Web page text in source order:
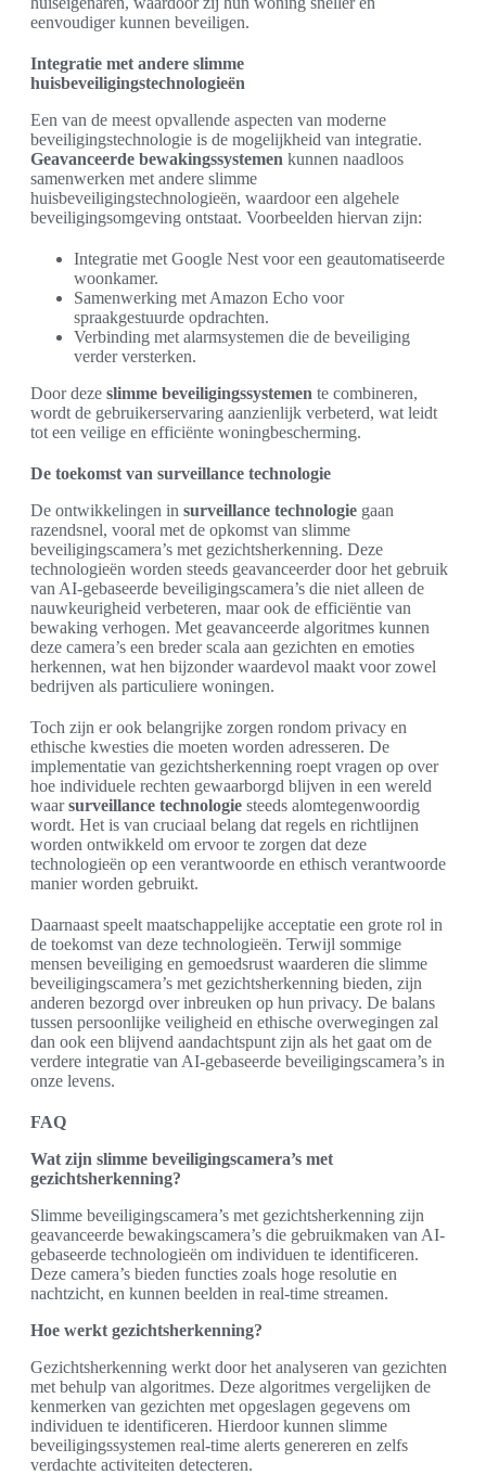
eenvoudiger kunnen beveiligen.
Integratie met andere slimme
huisbeveiligingstechnologieën
Een van de meest opvallende aspecten van moderne
beveiligingstechnologie is de mogelijkheid van integratie.
Geavanceerde bewakingssystemen kunnen naadloos
samenwerken met andere slimme
huisbeveiligingstechnologieën, waardoor een algehele
beveiligingsomgeving ontstaat. Voorbeelden hiervan zijn:
Integratie met Google Nest voor een geautomatiseerde
woonkamer.
Samenwerking met Amazon Echo voor
spraakgestuurde opdrachten.
Verbinding met alarmsystemen die de beveiliging
verder versterken.
Door deze slimme beveiligingssystemen te combineren,
wordt de gebruikerservaring aanzienlijk verbeterd, wat leidt
tot een veilige en efficiënte woningbescherming.
De toekomst van surveillance technologie
De ontwikkelingen in surveillance technologie gaan
razendsnel, vooral met de opkomst van slimme
beveiligingscamera’s met gezichtsherkenning. Deze
technologieën worden steeds geavanceerder door het gebruik
van AI-gebaseerde beveiligingscamera’s die niet alleen de
nauwkeurigheid verbeteren, maar ook de efficiëntie van
bewaking verhogen. Met geavanceerde algoritmes kunnen
deze camera’s een breder scala aan gezichten en emoties
herkennen, wat hen bijzonder waardevol maakt voor zowel
bedrijven als particuliere woningen.
Toch zijn er ook belangrijke zorgen rondom privacy en
ethische kwesties die moeten worden adresseren. De
implementatie van gezichtsherkenning roept vragen op over
hoe individuele rechten gewaarborgd blijven in een wereld
waarsurveillance technologie steeds alomtegenwoordig
wordt. Het is van cruciaal belang dat regels en richtlijnen
worden ontwikkeld om ervoor te zorgen dat deze
technologieën op een verantwoorde en ethisch verantwoorde
manier worden gebruikt.
Daarnaast speelt maatschappelijke acceptatie een grote rol in
de toekomst van deze technologieën. Terwijl sommige
mensen beveiliging en gemoedsrust waarderen die slimme
beveiligingscamera’s met gezichtsherkenning bieden, zijn
anderen bezorgd over inbreuken op hun privacy. De balans
tussen persoonlijke veiligheid en ethische overwegingen zal
dan ook een blijvend aandachtspunt zijn als het gaat om de
verdere integratie van AI-gebaseerde beveiligingscamera’s in
onze levens.
FAQ
Wat zijn slimme beveiligingscamera’s met
gezichtsherkenning?
Slimme beveiligingscamera’s met gezichtsherkenning zijn
geavanceerde bewakingscamera’s die gebruikmaken van AI-
gebaseerde technologieën om individuen te identificeren.
Deze camera’s bieden functies zoals hoge resolutie en
nachtzicht, en kunnen beelden in real-time streamen.
Hoe werkt gezichtsherkenning?
Gezichtsherkenning werkt door het analyseren van gezichten
met behulp van algoritmes. Deze algoritmes vergelijken de
kenmerken van gezichten met opgeslagen gegevens om
individuen te identificeren. Hierdoor kunnen slimme
beveiligingssystemen real-time alerts genereren en zelfs
verdachte activiteiten detecteren.